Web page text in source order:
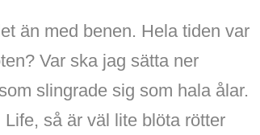
än med benen. Hela tiden var
Var ska jag sätta ner
slingrade sig som hala ålar.
så är väl lite blöta rötter